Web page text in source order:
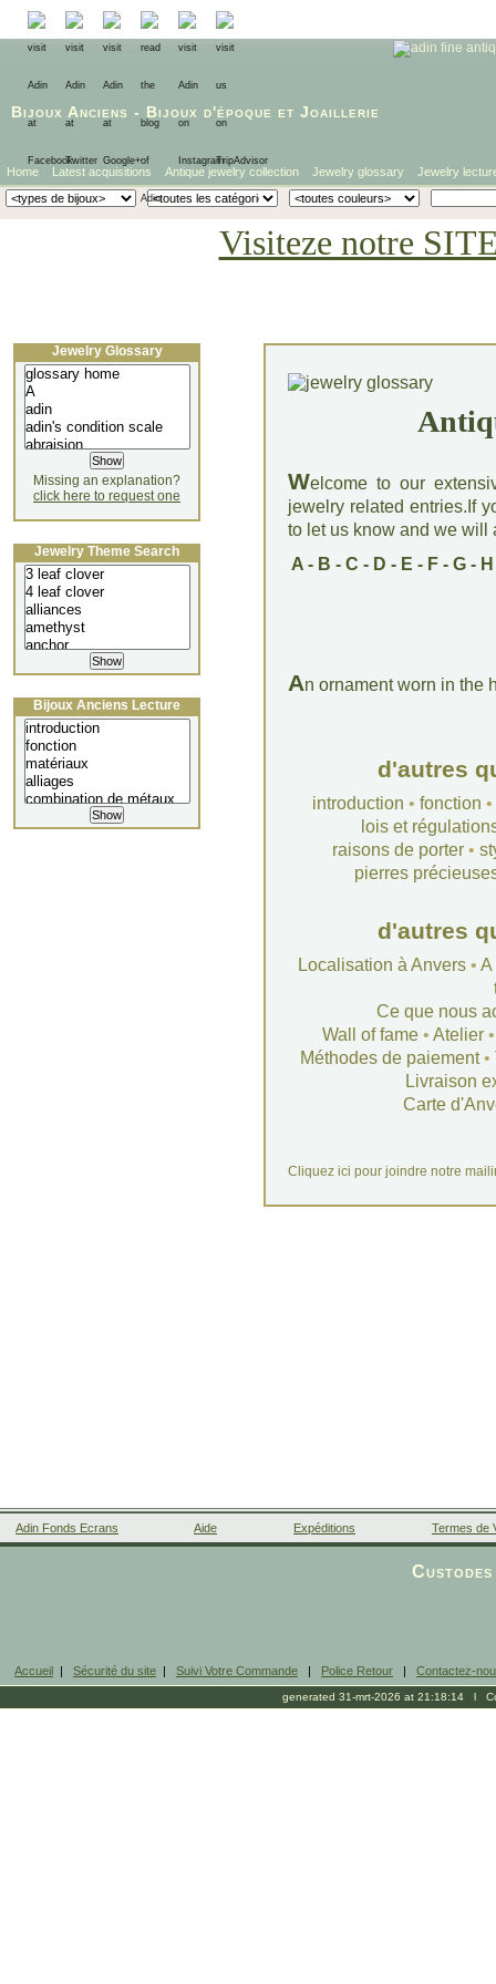
Bijoux Anciens - Bijoux d'époque et Joaillerie
Home Latest acquisitions Antique jewelry collection Jewelry glossary Jewelry
Visiteze notre
Welcome to our
jewelry related entries.If
to let us know and we will
A- B - C - D - E - F- G- H
An ornament worn in the
d'autres
introduction • fonction •
lois et
raisons de porter•
pierres
d'autres
Localisation à Anvers• A
Ce que nous
Wall of fame• Atelier
Méthodes de paiement•
Livraison
Carte
Cliquez ici pour joindre notre
Jewelry Glossary
Missing an explanation?
click here to request one
Jewelry Theme Search
Bijoux Anciens Lecture
Adin Fonds Ecrans Aide Expéditions Termes de
Accueil | Sécurité du site | Suivi Votre Commande | Police Retour | Contactez-
generated 31-mrt-2026 at 21:18:14 l